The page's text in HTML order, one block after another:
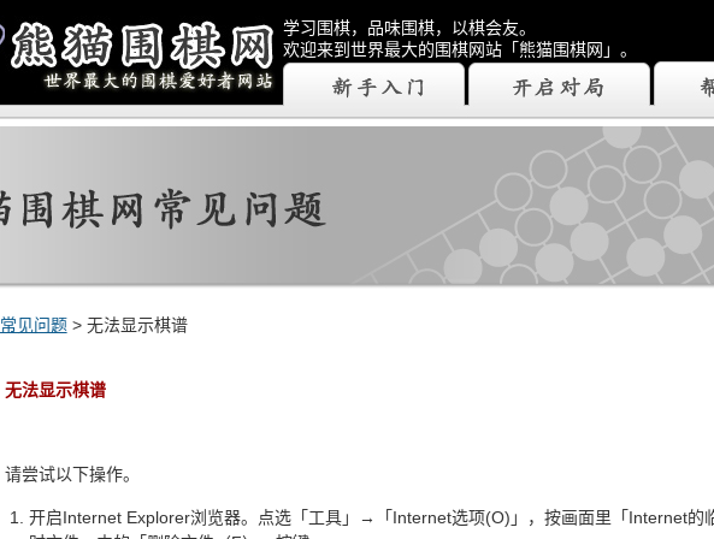
学习围棋，品味围棋，以棋会友。
欢迎来到世界最大的围棋网站「熊猫围棋网」。
常见问题> 无法显示棋谱
无法显示棋谱
请尝试以下操作。
开启Internet Explorer浏览器。点选「工具」→「Internet选项(O)」，按画面里「Internet的